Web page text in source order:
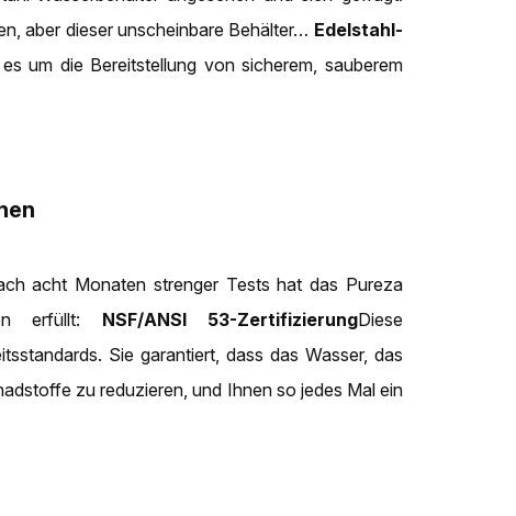
aber dieser unscheinbare Behälter… Edelstahl-
um die Bereitstellung von sicherem, sauberem
acht Monaten strenger Tests hat das Pureza
erfüllt: NSF/ANSI 53-ZertifizierungDiese
Sie garantiert, dass das Wasser, das
zu reduzieren, und Ihnen so jedes Mal ein